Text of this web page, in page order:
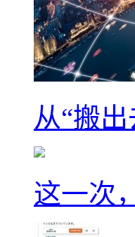
从“搬
这一次